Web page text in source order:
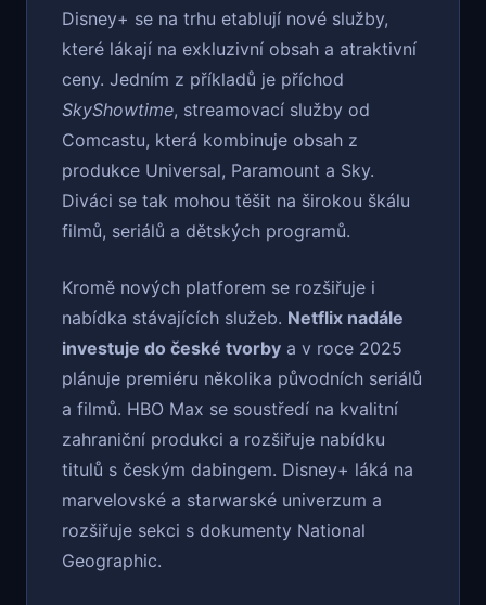
Disney+ se na trhu etablují nové služby,
které lákají na exkluzivní obsah a atraktivní
ceny. Jedním z příkladů je příchod
SkyShowtime, streamovací služby od
Comcastu, která kombinuje obsah z
produkce Universal, Paramount a Sky.
Diváci se tak mohou těšit na širokou škálu
filmů, seriálů a dětských programů.
Kromě nových platforem se rozšiřuje i
nabídka stávajících služeb. Netflix nadále
investuje do české tvorby a v roce 2025
plánuje premiéru několika původních seriálů
a filmů. HBO Max se soustředí na kvalitní
zahraniční produkci a rozšiřuje nabídku
titulů s českým dabingem. Disney+ láká na
marvelovské a starwarské univerzum a
rozšiřuje sekci s dokumenty National
Geographic.